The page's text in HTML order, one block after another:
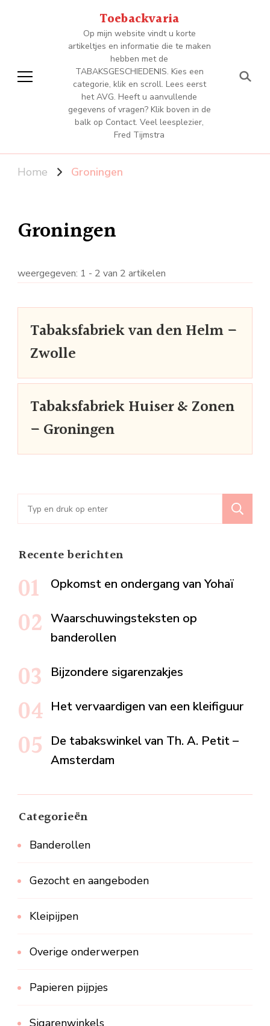
Toebackvaria
Op mijn website vindt u korte
artikeltjes en informatie die te maken
hebben met de
TABAKSGESCHIEDENIS. Kies een
categorie, klik en scroll. Lees eerst
het AVG. Heeft u aanvullende
gegevens of vragen? Klik boven in de
balk op Contact. Veel leesplezier,
Fred Tijmstra
Home Groningen
Groningen
weergegeven: 1 - 2 van 2 artikelen
Tabaksfabriek van den Helm –
Zwolle
Tabaksfabriek Huiser & Zonen
– Groningen
Zoeken
naar:
Recente berichten
Opkomst en ondergang van Yohaï
Waarschuwingsteksten op
banderollen
Bijzondere sigarenzakjes
Het vervaardigen van een kleifiguur
De tabakswinkel van Th. A. Petit –
Amsterdam
Categorieën
Banderollen
Gezocht en aangeboden
Kleipijpen
Overige onderwerpen
Papieren pijpjes
Sigarenwinkels